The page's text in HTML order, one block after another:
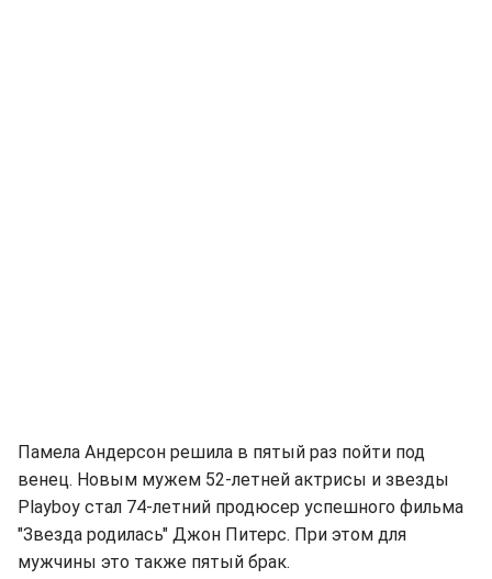
Памела Андерсон решила в пятый раз пойти под
венец. Новым мужем 52-летней актрисы и звезды
Playboy стал 74-летний продюсер успешного фильма
"Звезда родилась" Джон Питерс. При этом для
мужчины это также пятый брак.